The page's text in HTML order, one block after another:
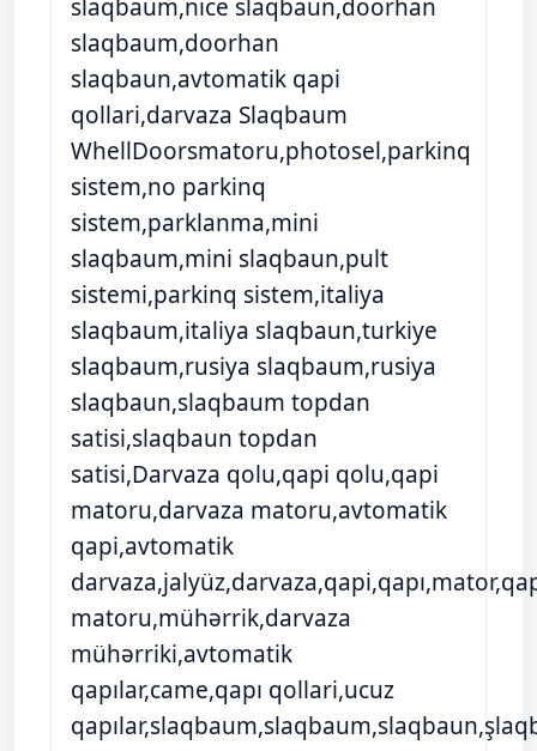
slaqbaum,nice slaqbaun,doorhan
slaqbaum,doorhan
slaqbaun,avtomatik qapi
qollari,darvaza Slaqbaum
WhellDoorsmatoru,photosel,parkinq
sistem,no parkinq
sistem,parklanma,mini
slaqbaum,mini slaqbaun,pult
sistemi,parkinq sistem,italiya
slaqbaum,italiya slaqbaun,turkiye
slaqbaum,rusiya slaqbaum,rusiya
slaqbaun,slaqbaum topdan
satisi,slaqbaun topdan
satisi,Darvaza qolu,qapi qolu,qapi
matoru,darvaza matoru,avtomatik
qapi,avtomatik
matoru,mühərrik,darvaza
mühərriki,avtomatik
qapılar,came,qapı qollari,ucuz